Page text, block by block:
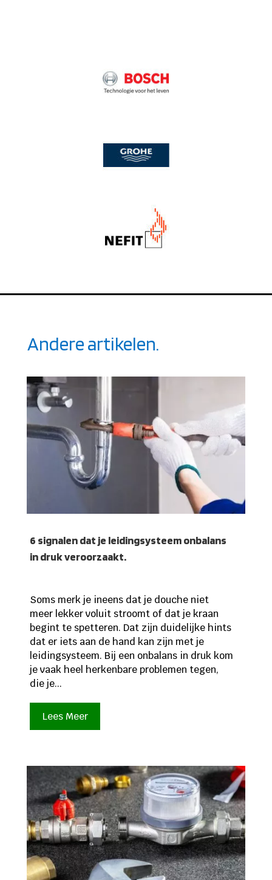
Andere artikelen.
6 signalen dat je leidingsysteem onbalans
in druk veroorzaakt.
Soms merk je ineens dat je douche niet
meer lekker voluit stroomt of dat je kraan
begint te spetteren. Dat zijn duidelijke hints
dat er iets aan de hand kan zijn met je
leidingsysteem. Bij een onbalans in druk kom
je vaak heel herkenbare problemen tegen,
die je...
Lees Meer